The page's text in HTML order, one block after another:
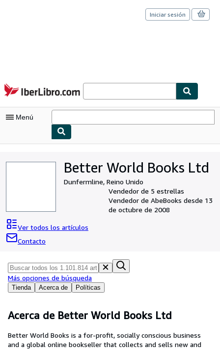
Pasar al contenido principal
IberLibro.com
Iniciar sesión
Menú
Consultar mis pedidos
Colecciones
Libros antiguos
Vendedores
Comenzar a vender
Better World Books Ltd
Dunfermline, Reino Unido
Vendedor de 5 estrellas
Vendedor de AbeBooks desde 13
de octubre de 2008
Ver todos los artículos
Contacto
Tienda Acerca de Políticas
Más opciones de búsqueda
Acerca de Better World Books Ltd
Better World Books is a for-profit, socially conscious business
and a global online bookseller that collects and sells new and